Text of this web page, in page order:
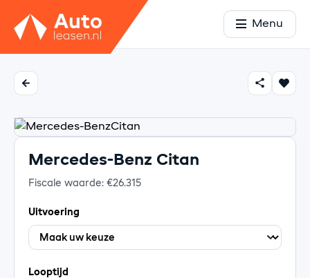
Menu
Mercedes-Benz Citan
Fiscale waarde: €26.315
Uitvoering
Looptijd